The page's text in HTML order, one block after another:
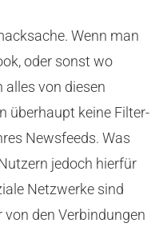
Wenn man
oder sonst wo
alles von diesen
überhaupt keine Filter-
Newsfeeds. Was
jedoch hierfür
Netzwerke sind
den Verbindungen